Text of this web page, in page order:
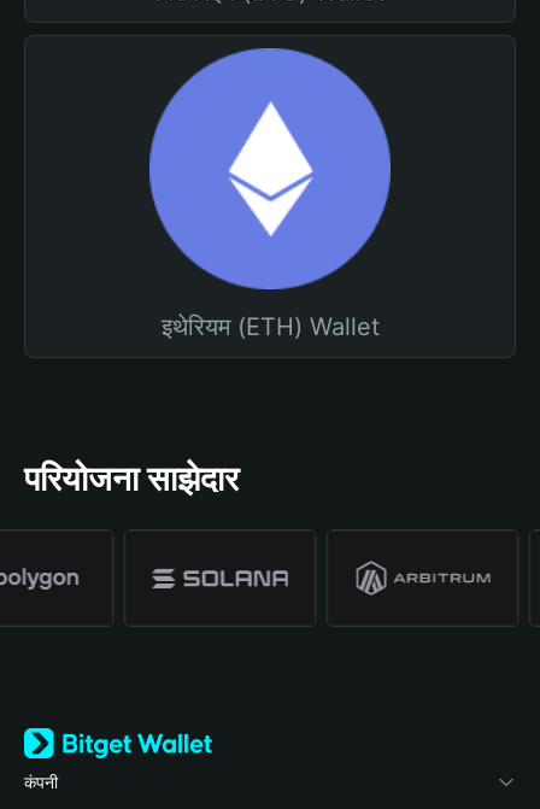
इथेरियम (ETH) Wallet
परियोजना साझेदार
कंपनी